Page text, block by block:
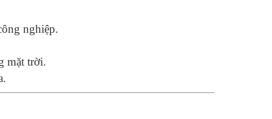
nghiệp.
mặt trời.